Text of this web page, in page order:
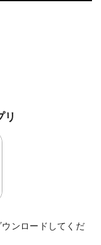
リ
ウンロードしてくだ